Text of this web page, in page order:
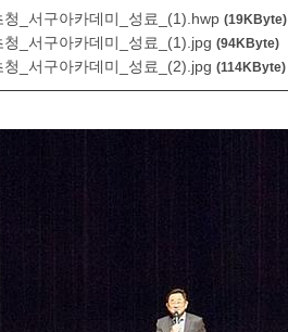
_서구아카데미_성료_(1).hwp (19KByte)
_서구아카데미_성료_(1).jpg (94KByte)
_서구아카데미_성료_(2).jpg (114KByte)